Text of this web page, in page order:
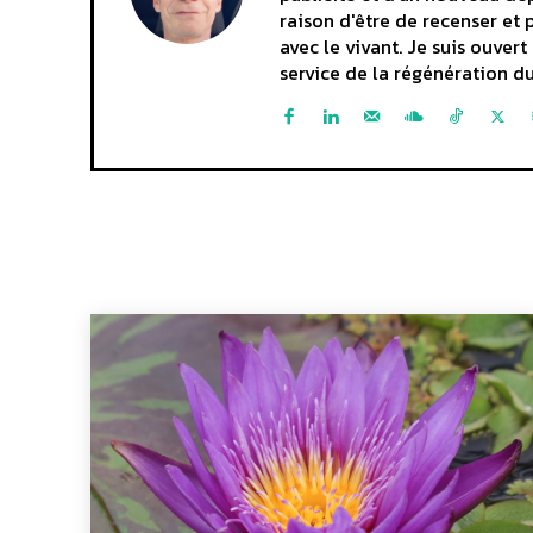
raison d'être de recenser
avec le vivant. Je suis
service de la régénération